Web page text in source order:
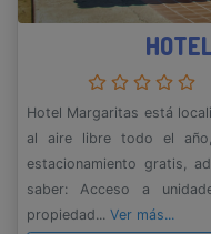
Hotel Margaritas está
al aire libre todo el
estacionamiento gratis,
saber: Acceso a
propiedad... Ver más...